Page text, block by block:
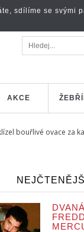
AKCE
bouřlivé ovace za
NEJČTENĚJŠÍ
sdílíme se svými